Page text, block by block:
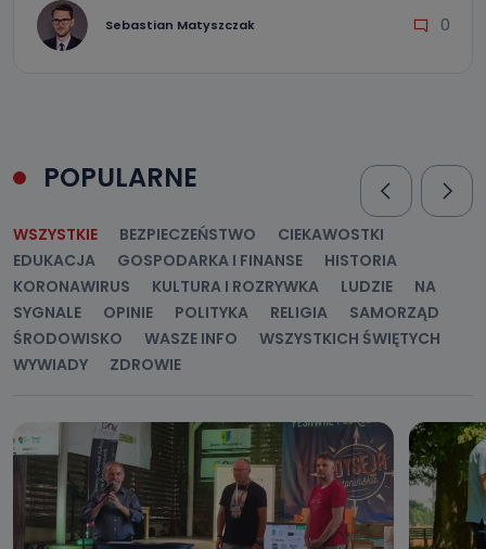
Sebastian Matyszczak 0
POPULARNE
WSZYSTKIE BEZPIECZEŃSTWO
CIEKAWOSTKI
EDUKACJA
GOSPODARKA I FINANSE
HISTORIA
KORONAWIRUS
KULTURA I ROZRYWKA LUDZIE
NA
SYGNALE
OPINIE POLITYKA RELIGIA
SAMORZĄD
ŚRODOWISKO
WASZE INFO
WSZYSTKICH ŚWIĘTYCH
WYWIADY
ZDROWIE